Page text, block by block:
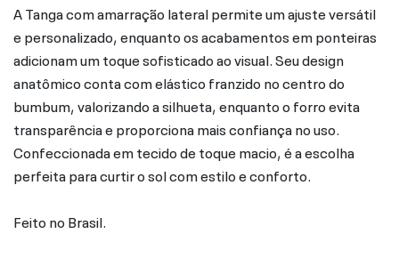
A Tanga com amarração lateral permite um ajuste versátil
e personalizado, enquanto os acabamentos em ponteiras
adicionam um toque sofisticado ao visual. Seu design
anatômico conta com elástico franzido no centro do
bumbum, valorizando a silhueta, enquanto o forro evita
transparência e proporciona mais confiança no uso.
Confeccionada em tecido de toque macio, é a escolha
perfeita para curtir o sol com estilo e conforto.
Feito no Brasil.